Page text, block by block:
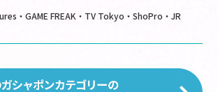
・GAME FREAK・TV Tokyo・ShoPro・JR